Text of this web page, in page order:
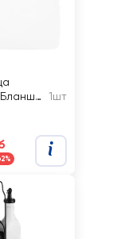
Бланш
белая
1шт